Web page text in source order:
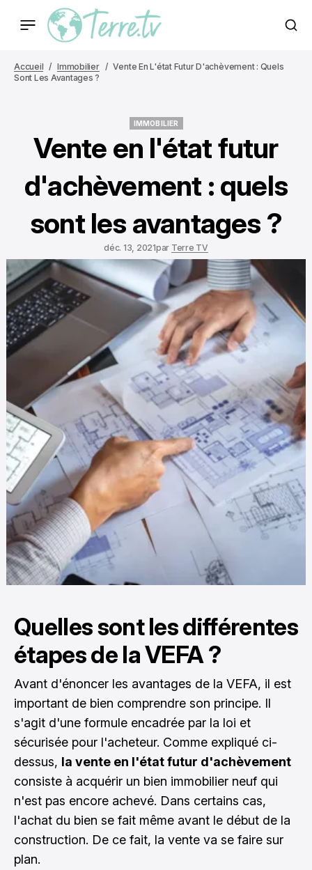
Accueil Immobilier
Vente En L'état Futur D'achèvement : Quels
Sont Les Avantages ?
IMMOBILIER
Vente en l'état futur
d'achèvement : quels
sont les avantages ?
déc. 13, 2021par Terre TV
Quelles sont les différentes
étapes de la VEFA ?
Avant d'énoncer les avantages de la VEFA, il est
important de bien comprendre son principe. Il
s'agit d'une formule encadrée par la loi et
sécurisée pour l'acheteur. Comme expliqué ci-
dessus, la vente en l'état futur d'achèvement
consiste à acquérir un bien immobilier neuf qui
n'est pas encore achevé. Dans certains cas,
l'achat du bien se fait même avant le début de la
construction. De ce fait, la vente va se faire sur
plan.